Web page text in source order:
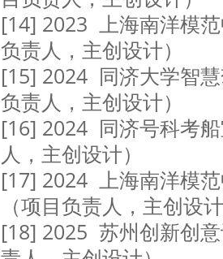
[14] 2023 上海南洋模
负责人，主创设计）
[15] 2024 同济大学智
负责人，主创设计）
[16] 2024 同济号科考
人，主创设计）
[17] 2024 上海南洋模
（项目负责人，主创设
[18] 2025 苏州创新创